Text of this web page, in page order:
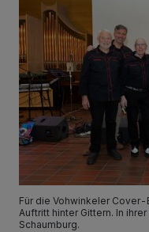
Für die Vohwinkeler Cover-
Auftritt hinter Gittern. In
Schaumburg.